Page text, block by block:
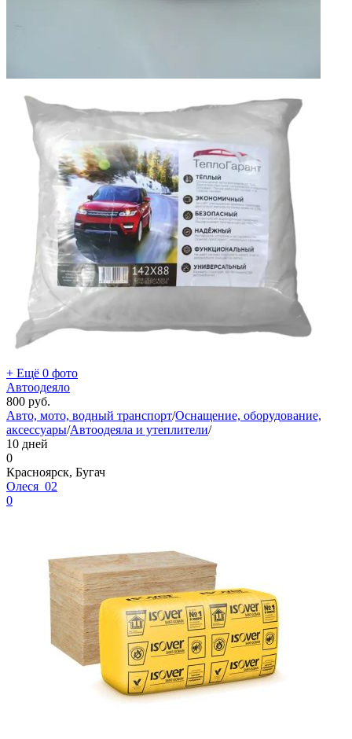
+ Ещё 0 фото
Автоодеяло
800 руб.
Авто, мото, водный транспорт/Оснащение, оборудование,
аксессуары/Автоодеяла и утеплители/
10 дней
0
Красноярск, Бугач
Олеся_02
0